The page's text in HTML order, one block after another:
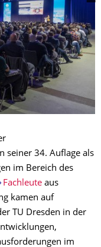
seiner 34. Auflage als
im Bereich des
Fachleuteaus
kamen auf
TU Dresden in der
im